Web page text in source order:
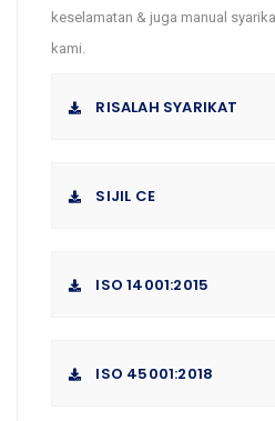
keselamatan & juga manual
kami.
RISALAH SYARIKAT
SIJIL CE
ISO 14001:2015
ISO 45001:2018